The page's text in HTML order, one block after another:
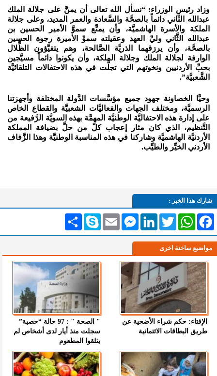
وزاد رئيس الوزراء: “نسأل الله تعالى أن يمنَّ على جلالة الملك
عبدالله الثَّاني دائماً بالصحَّة والسَّعادة والعمر المديد، وعلى جلالة
الملكة والأسرة الهاشميَّة، وأن يمتِّع سموَّ الأمير الحسين بن
عبدالله الثَّاني وليِّ العهد وعقيلته سموِّ الأميرة رجوة الحسين
بالصحَّة، وأن يرزقهما الذريَّة الصَّالحة، وهم يتفيَّؤون الظِّلال
الوارفة لجلالة الملك وجلالة الملكة، وأن يكونوا دائماً مسيَّجين
بحبِّ الأردنيين ونخوتهم التي تجلَّت في هذه الاحتفالات التلقائيَّة
الشَّعبيَّة”.
وحيَّا الخصاونة جهود جميع مؤسَّسات الدَّولة المختلفة وأجهزتنا
الرسميَّة، ومختلف الجهات والفعاليَّات الشعبيَّة والقطاع الخاص
على إدارة هذه الاحتفاليَّة الوطنيَّة المهمَّة بهذه السويَّة الرَّفيعة من
التَّنظيم، الذي كان مثار إعجاب كلّ من حلَّ بضيافة المملكة
الأردنيَّة الهاشميَّة وشاركنا في هذه المناسبة الوطنيَّة وهذا الزَّفاف
الأردني الخيِّر والطيِّب.
شارك هذا الخبر :
انشر Skype Email
MessengerLinkedInTwitterWhatsAppFacebook
مواضيع ساخنة اخرى
الإفتاء: حكم شراء الأضحية عن
طريق البطاقات الائتمانية
" الصحة " : 97 حالة “حصبة”
سجلت منذ أيار لدى أشخاص لم
يتلقوا المطعوم